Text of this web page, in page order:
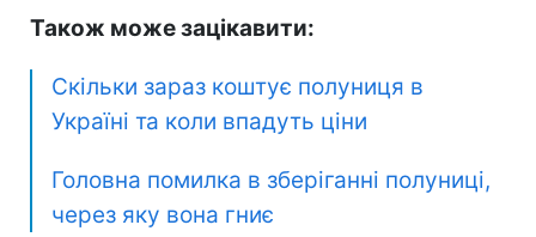
Також може зацікавити:
Скільки зараз коштує полуниця в
Україні та коли впадуть ціни
Головна помилка в зберіганні полуниці,
через яку вона гниє